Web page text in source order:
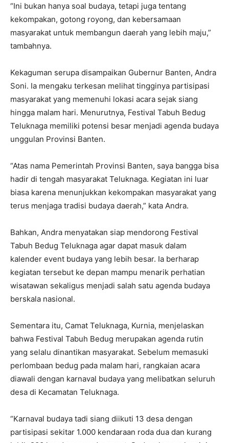
“Ini bukan hanya soal budaya, tetapi juga tentang
kekompakan, gotong royong, dan kebersamaan
masyarakat untuk membangun daerah yang lebih maju,”
tambahnya.
Kekaguman serupa disampaikan Gubernur Banten, Andra
Soni. Ia mengaku terkesan melihat tingginya partisipasi
masyarakat yang memenuhi lokasi acara sejak siang
hingga malam hari. Menurutnya, Festival Tabuh Bedug
Teluknaga memiliki potensi besar menjadi agenda budaya
unggulan Provinsi Banten.
“Atas nama Pemerintah Provinsi Banten, saya bangga bisa
hadir di tengah masyarakat Teluknaga. Kegiatan ini luar
biasa karena menunjukkan kekompakan masyarakat yang
terus menjaga tradisi budaya daerah,” kata Andra.
Bahkan, Andra menyatakan siap mendorong Festival
Tabuh Bedug Teluknaga agar dapat masuk dalam
kalender event budaya yang lebih besar. Ia berharap
kegiatan tersebut ke depan mampu menarik perhatian
wisatawan sekaligus menjadi salah satu agenda budaya
berskala nasional.
Sementara itu, Camat Teluknaga, Kurnia, menjelaskan
bahwa Festival Tabuh Bedug merupakan agenda rutin
yang selalu dinantikan masyarakat. Sebelum memasuki
perlombaan bedug pada malam hari, rangkaian acara
diawali dengan karnaval budaya yang melibatkan seluruh
desa di Kecamatan Teluknaga.
“Karnaval budaya tadi siang diikuti 13 desa dengan
partisipasi sekitar 1.000 kendaraan roda dua dan kurang